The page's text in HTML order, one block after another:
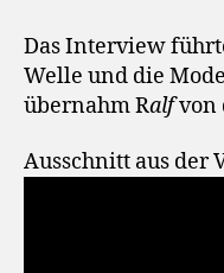
Das Interview
Welle und die
übernahm Ralfvon
Ausschnitt aus der